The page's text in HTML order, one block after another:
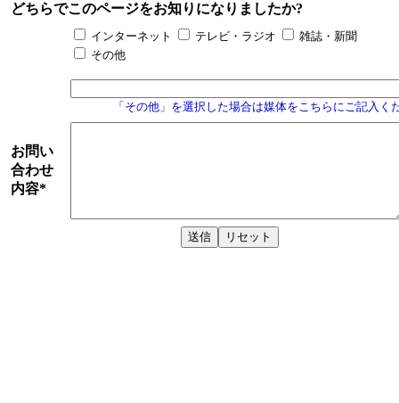
どちらでこのページをお知りになりましたか?
インターネット テレビ・ラジオ
雑誌・新聞
その他
「その他」を選択した場合は媒体をこちらにご記入く
お問い
合わせ
内容*